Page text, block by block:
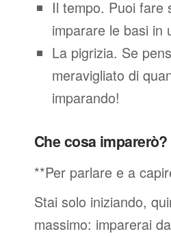
Il tempo. Puoi fare
imparare le basi in
La pigrizia. Se
meravigliato di
imparando!
Che cosa imparerò?
**Per parlare e a
Stai solo iniziando,
massimo: imparerai